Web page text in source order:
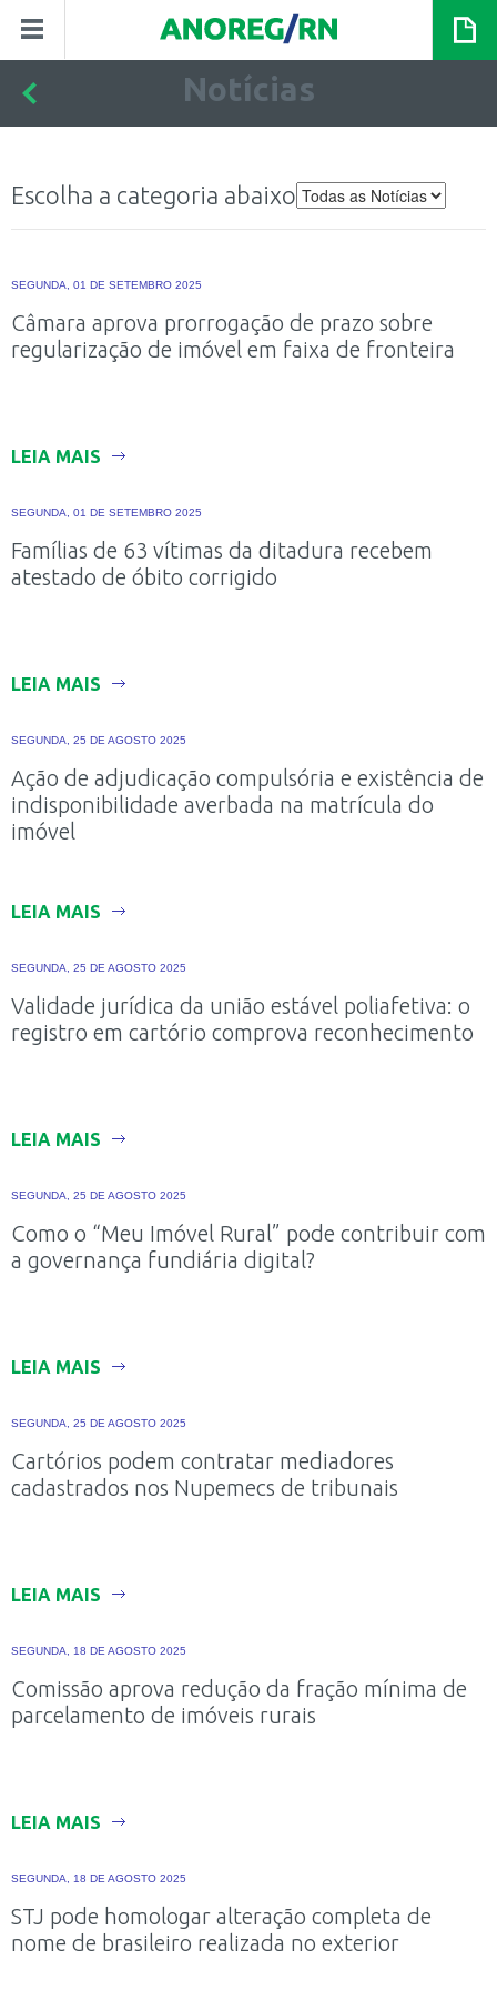
Notícias
Escolha a categoria abaixo
SEGUNDA, 01 DE SETEMBRO 2025
Câmara aprova prorrogação de prazo sobre
regularização de imóvel em faixa de fronteira
LEIA MAIS
SEGUNDA, 01 DE SETEMBRO 2025
Famílias de 63 vítimas da ditadura recebem
atestado de óbito corrigido
LEIA MAIS
SEGUNDA, 25 DE AGOSTO 2025
Ação de adjudicação compulsória e existência de
indisponibilidade averbada na matrícula do
imóvel
LEIA MAIS
SEGUNDA, 25 DE AGOSTO 2025
Validade jurídica da união estável poliafetiva: o
registro em cartório comprova reconhecimento
LEIA MAIS
SEGUNDA, 25 DE AGOSTO 2025
Como o “Meu Imóvel Rural” pode contribuir com
a governança fundiária digital?
LEIA MAIS
SEGUNDA, 25 DE AGOSTO 2025
Cartórios podem contratar mediadores
cadastrados nos Nupemecs de tribunais
LEIA MAIS
SEGUNDA, 18 DE AGOSTO 2025
Comissão aprova redução da fração mínima de
parcelamento de imóveis rurais
LEIA MAIS
SEGUNDA, 18 DE AGOSTO 2025
STJ pode homologar alteração completa de
nome de brasileiro realizada no exterior